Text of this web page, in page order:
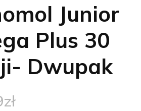
Junior
Plus 30
Dwupak
zł